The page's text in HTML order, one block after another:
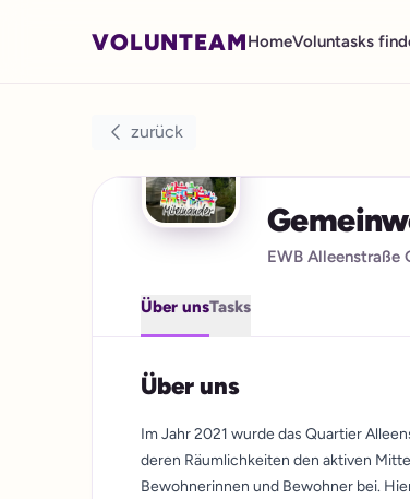
VOLUNTEAMHomeVoluntasks
zurück
EWB Alleenstraße
Über unsTasks
Über uns
Im Jahr 2021 wurde das Quartier
deren Räumlichkeiten den aktiven
Bewohnerinnen und Bewohner bei.